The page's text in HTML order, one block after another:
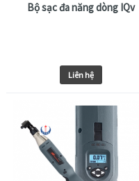
Bộ sạc đa năng dòng IQv
Liên hệ